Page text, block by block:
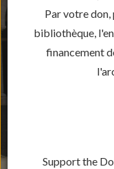
Par votre
bibliothèque,
financement
Support the